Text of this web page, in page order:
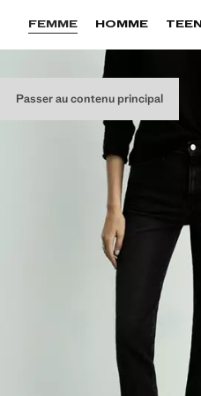
Passer au contenu principal
FEMME HOMME TEEN